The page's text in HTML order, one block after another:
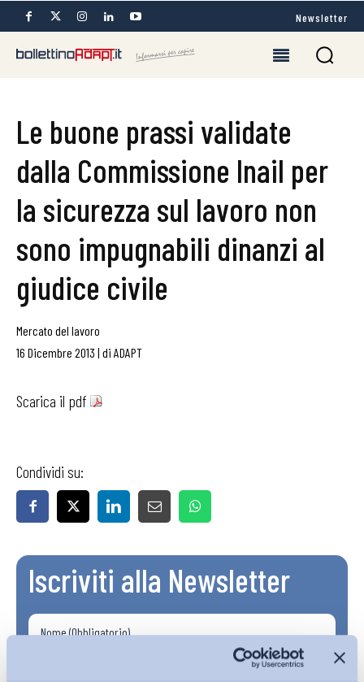
Newsletter
Le buone prassi validate
dalla Commissione Inail per
la sicurezza sul lavoro non
sono impugnabili dinanzi al
giudice civile
Mercato del lavoro
16 Dicembre 2013 | di ADAPT
Scarica il pdf
Condividi su:
Iscriviti alla Newsletter